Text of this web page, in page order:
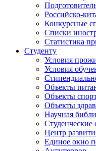
Российско-
Конкурсные
Списки
Статистика
Студенту
Условия
Условия
Объекты
Объекты
Объекты
Научная
Студенческие
Центр
Единое окно